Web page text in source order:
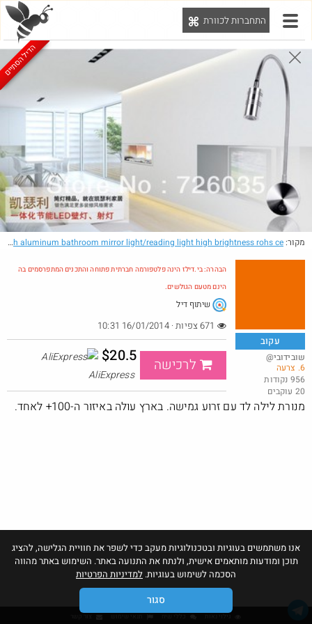
התחברות לכוורת
הבהרה: בי.דילז הינה פלטפורמה חברתית פתוחה והתכנים המתפרסמים בה הינם מטעם הגולשים.
הדילים המעודכנים הדילים החמים
חדש בכוורת
באושר עד , מסך מחשב JVC (וזו כמובן מדבקה) 24 אינטש.
₪149.0
@bobsacamano
19· 11· 414
אנו משתמשים בעוגיות ובטכנולוגיות מעקב כדי לשפר את חוויית הגלישה, להציג
תוכן ומודעות מותאמים אישית, ולנתח את התנועה באתר. השימוש באתר מהווה
הסכמה לשימוש בעוגיות. למדיניות הפרטיות
סגור
הדיל הסתיים
מקור: - Free shipping 3W white wall led light with on-off switch aluminum bathroom mirror light/reading light high brightness rohs ce
עקוב
@שובידובי
6. צרעה
956 נקודות
20 עוקבים
הבהרה: בי.דילז הינה פלטפורמה חברתית פתוחה והתכנים המתפרסמים בה
הינם מטעם הגולשים.
שיתוף דיל
לרכישה $20.5
AliExpress
מנורת לילה לד עם זרוע גמישה. בארץ עולה באיזור ה-100+ לאחד.